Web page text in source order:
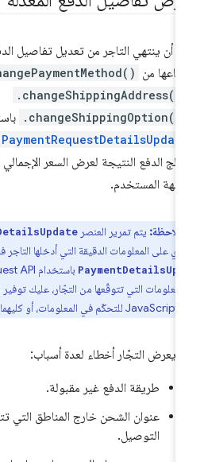
أن ينتهي التاجر من تعديل تفاصيل
من .changePaymentMethod()
.changeShippingAddress()
.changeShippingOption()
الدفع النتيجة لعرض السعر الإجمالي
المستخدم.
ملاحظة:يتم تمرير العنصر
على المعلومات الدقيقة التي أدخلها التاجر في
التي تتوقّعها من التجّار، عليك توفير
يعرض التجّار أخطاء لعدة أسباب:
طريقة الدفع غير مقبولة.
عنوان الشحن خارج المناطق التي
التوصيل.